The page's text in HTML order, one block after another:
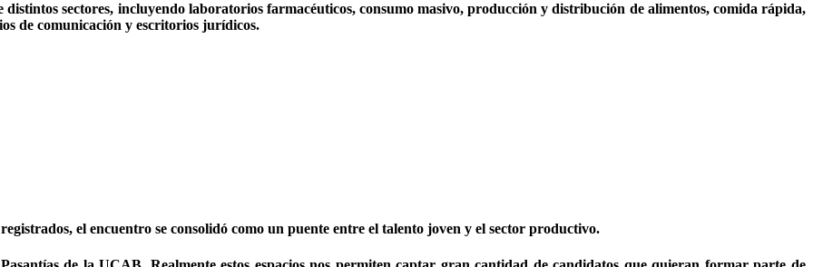
sectores, incluyendo laboratorios farmacéuticos, consumo masivo, producción y distribución de alimentos, comida rápida,
de comunicación y escritorios jurídicos.
el encuentro se consolidó como un puente entre el talento joven y el sector productivo.